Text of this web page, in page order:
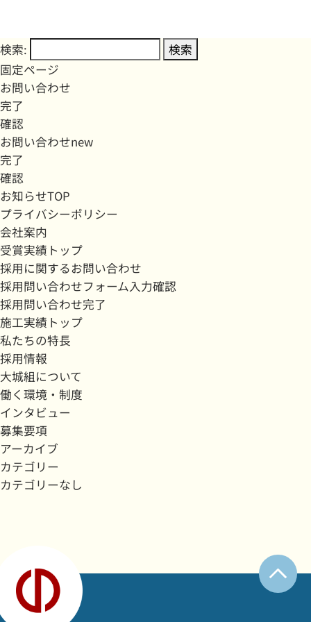
検索:
固定ページ
お問い合わせ
完了
確認
お問い合わせnew
完了
確認
お知らせTOP
プライバシーポリシー
会社案内
受賞実績トップ
採用に関するお問い合わせ
採用問い合わせフォーム入力確認
採用問い合わせ完了
施工実績トップ
私たちの特長
採用情報
大城組について
働く環境・制度
インタビュー
募集要項
アーカイブ
カテゴリー
カテゴリーなし